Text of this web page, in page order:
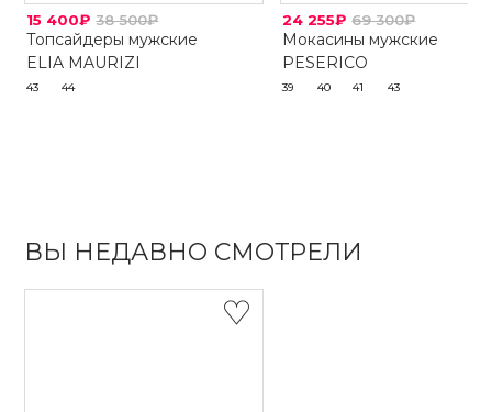
15 400₽ 38 500₽
Топсайдеры мужские
ELIA MAURIZI
43 44
24 255₽ 69 300₽
Мокасины мужские
PESERICO
39 40 41 43
ВЫ НЕДАВНО СМОТРЕЛИ